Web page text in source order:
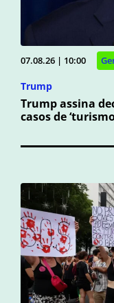
07.08.26 | 10:00
Trump
Trump assina
casos de